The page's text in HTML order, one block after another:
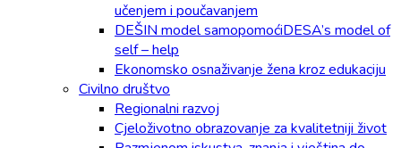
učenjem i poučavanjem
DEŠIN model samopomoćiDESA’s model of
self – help
Ekonomsko osnaživanje žena kroz edukaciju
Civilno društvo
Regionalni razvoj
Cjeloživotno obrazovanje za kvalitetniji život